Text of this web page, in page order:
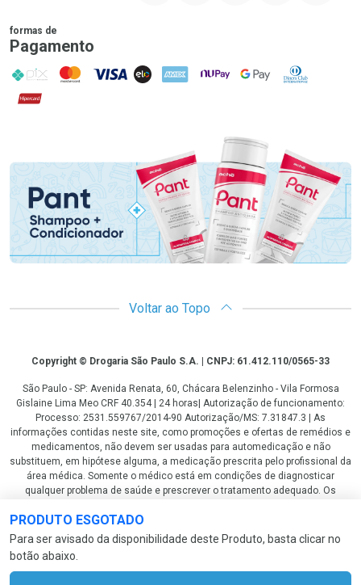
PRODUTO ESGOTADO
Para ser avisado da disponibilidade deste Produto, basta clicar no
botão abaixo.
formas de
Pagamento
PIX MasterCard
VISA ELO AMEX NuPay Google PayDiners Club
Hipercard
Promoção em Destaque
Voltar ao Topo
CopyrightCopyright © Drogaria São Paulo S.A. | CNPJ: 61.412.110/0565-33
São Paulo - SP: Avenida Renata, 60, Chácara Belenzinho - Vila Formosa
Gislaine Lima Meo CRF 40.354 | 24 horas| Autorização de funcionamento:
Processo: 2531.559767/2014-90 Autorização/MS: 7.31847.3 | As
informações contidas neste site, como promoções e ofertas de remédios e
medicamentos, não devem ser usadas para automedicação e não
substituem, em hipótese alguma, a medicação prescrita pelo profissional da
área médica. Somente o médico está em condições de diagnosticar
qualquer problema de saúde e prescrever o tratamento adequado. Os
fotos contidas em nosso site são meramente ilustrativas. *Preços e
disponibilidade sujeitos a alterações no decorrer do dia. Antibióticos e
antimicrobianos vendas apenas em lojas físicas ou televendas. Portaria nº
344 - 01/02/1999 - Ministério da Saúde. Horário de funcionamento Central